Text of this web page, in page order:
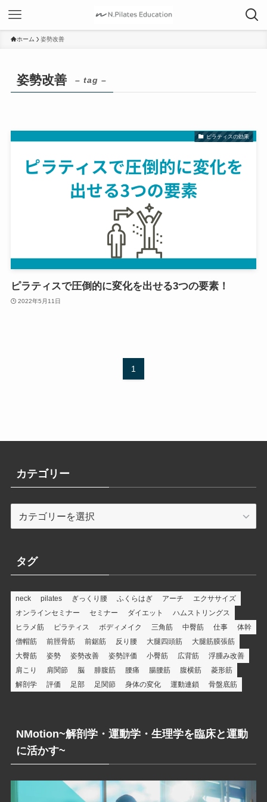
ホーム 姿勢改善
姿勢改善 – tag –
ピラティスの効果
ピラティスで圧倒的に変化を出せる3つの要素！
2022年5月11日
1
カテゴリー
テ
ー
タグ
neck pilates ぎっくり腰 ふくらはぎ アーチ
エクササイズ
オンラインセミナー
セミナー ダイエット
ハムストリングス
ヒラメ筋
ピラティス ボディメイク 三角筋 中臀筋 仕事
体幹
僧帽筋
前脛骨筋 前鋸筋 反り腰 大腿四頭筋
大腿筋膜張筋
大臀筋
姿勢 姿勢改善 姿勢評価 小臀筋 広背筋
浮腫み改善
肩こり
肩関節 脳 腓腹筋 腰痛 腸腰筋 腹横筋
菱形筋
解剖学
評価 足部 足関節 身体の変化 運動連鎖 骨盤底筋
NMotion~解剖学・運動学・生理学を臨床と運動
に活かす~